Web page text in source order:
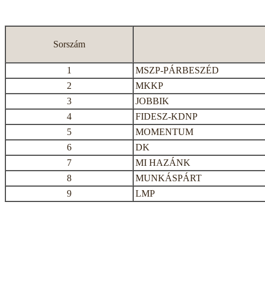
Sorszám
1
MSZP-PÁRBESZÉD
2
MKKP
3
JOBBIK
4
FIDESZ-KDNP
5
MOMENTUM
6
DK
7
MI HAZÁNK
8
MUNKÁSPÁRT
9
LMP